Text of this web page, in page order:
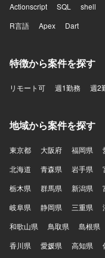
Actionscript
SQL shell
R言語
Apex Dart
特徴から案件を探す
リモート可 週1勤務 週2
地域から案件を探す
東京都 大阪府 福岡県
北海道
青森県 岩手県
栃木県
群馬県 新潟県
岐阜県
静岡県 三重県
和歌山県
鳥取県 島根県
香川県
愛媛県 高知県